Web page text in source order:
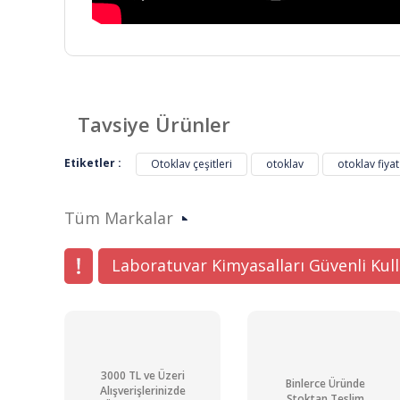
Ürün resmi kalitesiz, bozuk veya görüntülenemiyor.
Ürün açıklamasında eksik bilgiler bulunuyor.
Ürün fiyatı diğer sitelerden daha pahalı.
Bu ürüne benzer farklı alternatifler olmalı.
Tavsiye Ürünler
Etiketler : Otoklav çeşitleri otoklav otoklav fiyat
Tüm Markalar
Laboratuvar Kimyasalları Güvenli
3000 TL ve Üzeri
Alışverişlerinizde
Binlerce Üründe